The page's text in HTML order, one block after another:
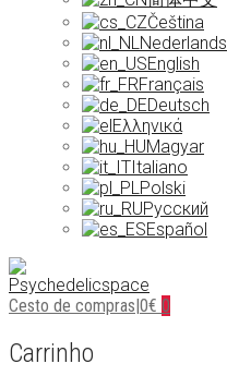
Čeština
Nederlands
English
Français
Deutsch
Ελληνικά
Magyar
Italiano
Polski
Русский
Español
Cesto de compras|0€ 0
Carrinho